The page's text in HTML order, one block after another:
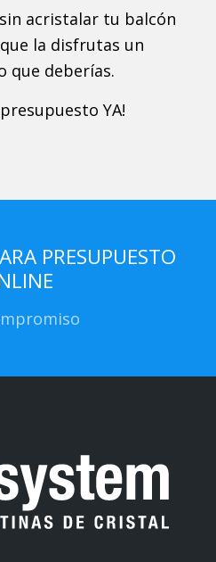
acristalar tu balcón
la disfrutas un
que deberías.
YA!
PRESUPUESTO